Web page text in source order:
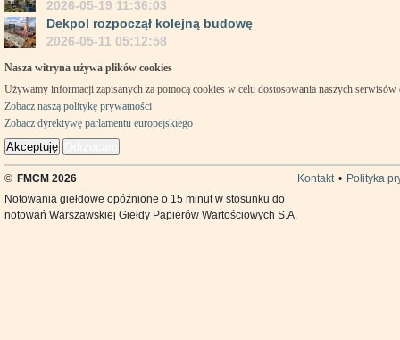
2026-05-19 11:36:03
Dekpol rozpoczął kolejną budowę
2026-05-11 05:12:58
Nasza witryna używa plików cookies
Używamy informacji zapisanych za pomocą cookies w celu dostosowania naszych
Zobacz naszą politykę prywatności
Zobacz dyrektywę parlamentu europejskiego
Akceptuję
© FMCM 2026 Kontakt • Polityka
Notowania giełdowe opóźnione o 15 minut w stosunku do
notowań Warszawskiej Giełdy Papierów Wartościowych S.A.